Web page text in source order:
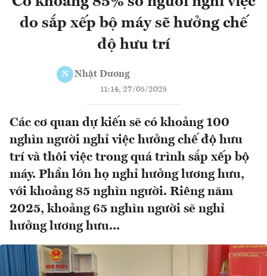
do sắp xếp bộ máy sẽ hưởng chế
độ hưu trí
N Nhật Dương
11:14, 27/05/2025
Các cơ quan dự kiến sẽ có khoảng 100
nghìn người nghỉ việc hưởng chế độ hưu
trí và thôi việc trong quá trình sắp xếp bộ
máy. Phần lớn họ nghỉ hưởng lương hưu,
với khoảng 85 nghìn người. Riêng năm
2025, khoảng 65 nghìn người sẽ nghỉ
hưởng lương hưu...